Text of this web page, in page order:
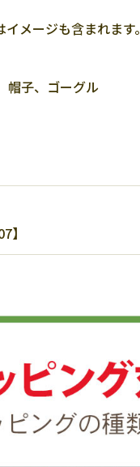
メージも含まれます。
帽子、ゴーグル
】